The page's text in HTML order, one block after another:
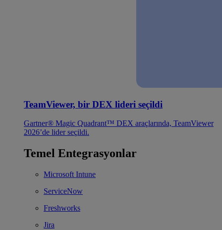
TeamViewer, bir DEX lideri seçildi
Gartner® Magic Quadrant™ DEX araçlarında, TeamViewer
2026’de lider seçildi.
Temel Entegrasyonlar
Microsoft Intune
ServiceNow
Freshworks
Jira